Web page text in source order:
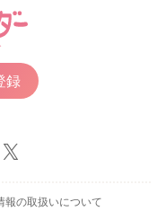
録
報の取扱いについて